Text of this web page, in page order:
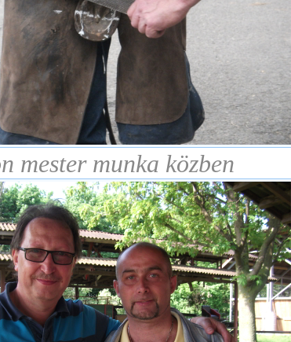
mester munka közben